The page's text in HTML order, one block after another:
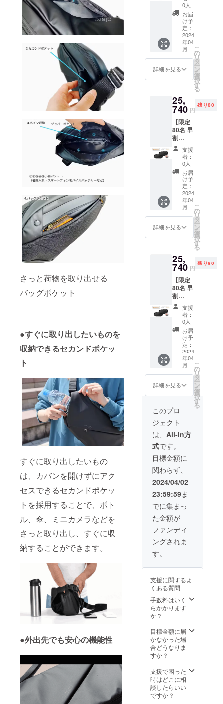
さっと荷物を取り出せる
バッグポケット
●すぐに取り出したいものを
収納できるセカンドポケッ
ト
すぐに取り出したいもの
は、カバンを開けずにアク
セスできるセカンドポケッ
トを採用することで、ボト
ル、傘、ミニカメラなどを
さっと取り出し、すぐに収
納することができます。
●外出先でも安心の機能性
了承く
ださ
い。 ※
ご注文
状況、
使用部
材の供
給状
況、製
より出
荷時期
が遅れ
る場合
があり
ます。
上した
場合、
正規販
売価格
が販売
予定価
格より
下がる
可能性
デザイ
ン・仕
様は変
更にな
る可能
性もご
ざいま
す。ご
了承く
ださ
い。 ※
ご注文
状況、
使用部
材の供
給状
況、製
より出
荷時期
が遅れ
る場合
があり
ます。
claro
sling
bag 1
販売価
19,800
円 販売
価格の
20%OF
F =
15,840
込み・
送料無
料） ※
皆様の
ご支援
により
量産効
率が向
上した
場合、
正規販
売価格
が販売
予定価
格より
下がる
可能性
デザイ
ン・仕
様は変
更にな
る可能
性もご
ざいま
す。ご
了承く
ださ
い。 ※
ご注文
状況、
使用部
材の供
給状
況、製
合等に
荷時期
が遅れ
る場合
があり
ます。
0人
お届
け予
定：
2024
年04
月
詳細を見る
こ
の
リ
タ
ー
ン
を
選
択
す
る
25,
740 円
残り80
【限定
80名 早
割
35％OF
F】
claro
sling
bag 2
販売価
39,600
円 販売
価格の
35%OF
F =
25,740
込み・
送料無
料） ※
皆様の
ご支援
により
量産効
率が向
上した
場合、
正規販
売価格
が販売
予定価
格より
下がる
可能性
す。 ※
デザイ
ン・仕
様は変
更にな
る可能
性もご
ざいま
す。ご
了承く
ださ
い。 ※
ご注文
状況、
使用部
材の供
給状
況、製
合等に
より出
荷時期
が遅れ
る場合
があり
支援
者：
0人
お届
け予
定：
2024
年04
月
詳細を見る
こ
の
リ
タ
ー
ン
を
選
択
す
る
25,
740 円
残り80
【限定
80名 早
割
35％OF
F】
claro
sling
bag 2
販売価
39,600
円 販売
価格の
35%OF
F =
25,740
円（税
込み・
送料無
料） ※
皆様の
ご支援
により
量産効
率が向
上した
場合、
正規販
売価格
が販売
予定価
格より
下がる
可能性
す。 ※
ン・仕
様は変
更にな
る可能
性もご
す。ご
了承く
ださ
い。 ※
状況、
使用部
材の供
給状
支援
者：
0人
お届
け予
定：
2024
年04
月
詳細を見る
こ
の
リ
タ
ー
ン
を
選
択
す
る
このプロ
ジェクト
は、 All-In方
式です。
目標金額に
関わらず、
2024/04/02
23:59:59ま
でに集まっ
た金額が
ファンディ
ングされま
す。
支援に関するよ
くある質問
手数料はいく
らかかります
か？
目標金額に届
かなかった場
合どうなりま
すか？
支援で困った
時はどこに相
談したらいい
ですか？